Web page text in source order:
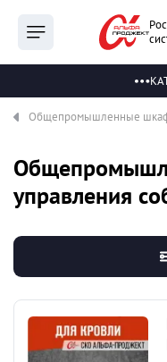
Общепромышленные
управления